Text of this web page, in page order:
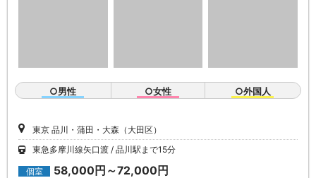
○男性 ○女性 ○外国人
東京 品川・蒲田・大森（大田区）
東急多摩川線矢口渡
品川駅まで15分
個室 58,000円～72,000円